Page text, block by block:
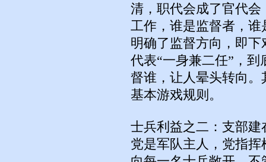
清，职代会成了官代
工作，谁是监督者，
明确了监督方向，即
代表“一身兼二任”，
督谁，让人晕头转向
基本游戏规则。
士兵利益之二：支部
党是军队主人，党指